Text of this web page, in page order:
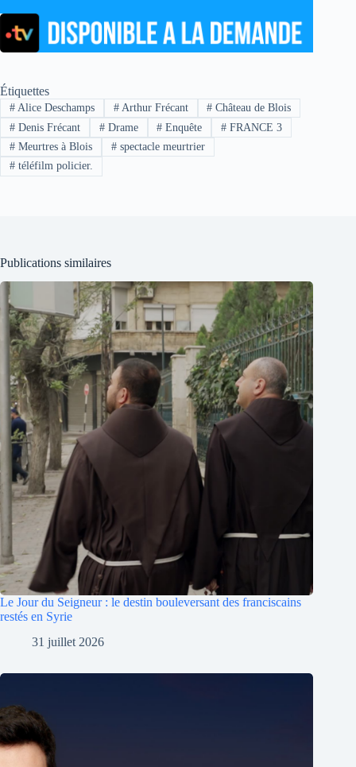
Étiquettes
#Alice Deschamps #Arthur Frécant # Château de Blois
#Denis Frécant #Drame # Enquête # FRANCE 3
#Meurtres à Blois #spectacle meurtrier
#téléfilm policier.
Publications similaires
Le Jour du Seigneur : le destin bouleversant des franciscains
restés en Syrie
31 juillet 2026